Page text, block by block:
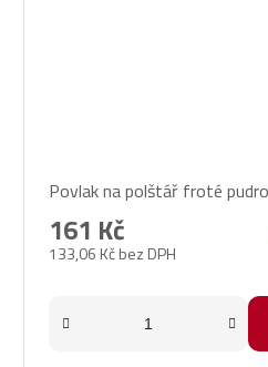
Povlak na polštář froté
133,06 Kč bez DPH
161 Kč